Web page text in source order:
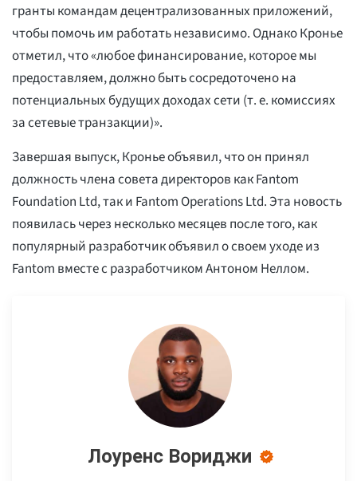
гранты командам децентрализованных приложений,
чтобы помочь им работать независимо. Однако Кронье
отметил, что «любое финансирование, которое мы
предоставляем, должно быть сосредоточено на
потенциальных будущих доходах сети (т. е. комиссиях
за сетевые транзакции)».
Завершая выпуск, Кронье объявил, что он принял
должность члена совета директоров как Fantom
Foundation Ltd, так и Fantom Operations Ltd. Эта новость
появилась через несколько месяцев после того, как
популярный разработчик объявил о своем уходе из
Fantom вместе с разработчиком Антоном Неллом.
Лоуренс Вориджи